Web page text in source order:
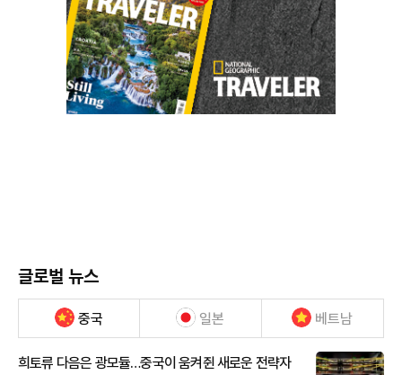
글로벌 뉴스
중국 일본 베트남
희토류 다음은 광모듈…중국이 움켜쥔 새로운 전략자